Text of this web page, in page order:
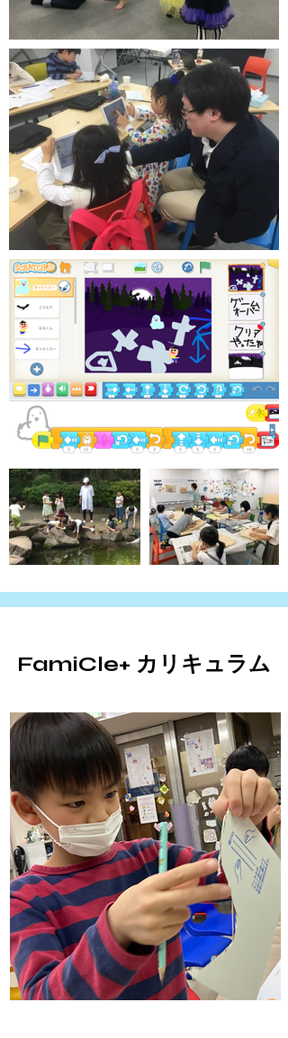
​FamiCle+ カリキュラム